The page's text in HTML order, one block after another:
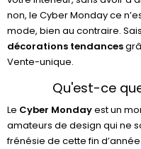
non, le Cyber Monday ce
mode, bien au contraire.
décorations tendances
Vente-unique.
Qu'est-ce
Le Cyber Mondayest un
amateurs de design qui ne
frénésie de cette fin